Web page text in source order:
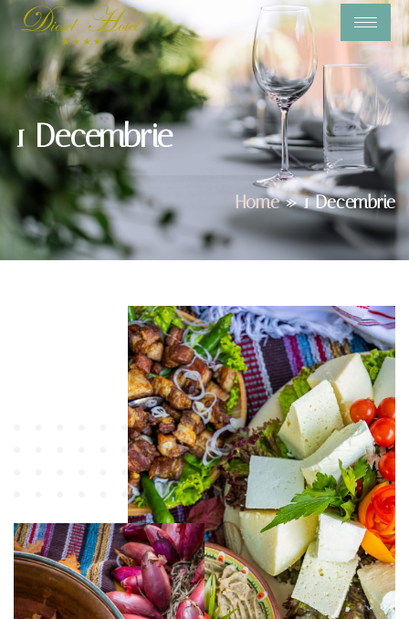
1 Decembrie
Home»1 Decembrie